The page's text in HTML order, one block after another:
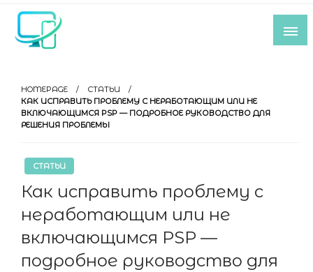
Skip
content
индустрии
HOMEPAGE
СТАТЬИ
КАК ИСПРАВИТЬ ПРОБЛЕМУ С НЕРАБОТАЮЩИМ ИЛИ НЕ
ВКЛЮЧАЮЩИМСЯ PSP — ПОДРОБНОЕ РУКОВОДСТВО ДЛЯ
РЕШЕНИЯ ПРОБЛЕМЫ
СТАТЬИ
Как исправить проблему с
неработающим или не
включающимся PSP —
подробное руководство для